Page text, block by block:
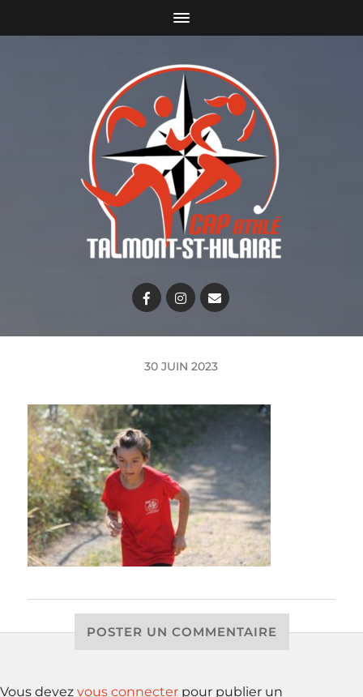
30 JUIN 2023
POSTER UN COMMENTAIRE
Vous devez vous connecter pour publier un